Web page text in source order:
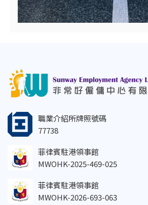
職業介紹所牌照號碼
77738
菲律賓駐港領事館
MWOHK-2025-469-025
菲律賓駐港領事館
MWOHK-2026-693-063